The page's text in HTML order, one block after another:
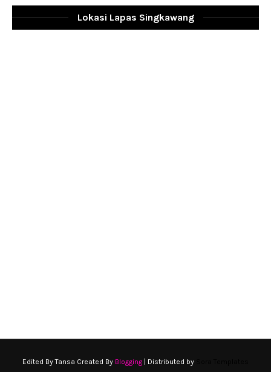
Lokasi Lapas Singkawang
Edited By Tansa Created By Blogging | Distributed by